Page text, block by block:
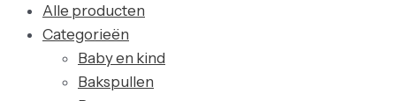
Alle producten
Categorieën
Baby en kind
Bakspullen